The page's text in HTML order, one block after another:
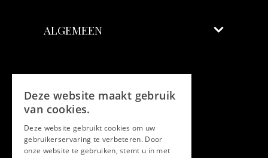
ALGEMEEN
Facebook
Twitter
Deze website maakt gebruik
van cookies.
Deze website gebruikt cookies om uw
gebruikerservaring te verbeteren. Door
onze website te gebruiken, stemt u in met